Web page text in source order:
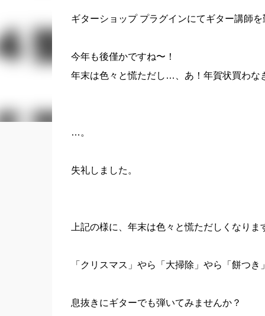
ギターショップ プラグインにてギター講師
今年も後僅かですね〜！
年末は色々と慌ただし…、あ！年賀状買わな
…。
失礼しました。
上記の様に、年末は色々と慌ただしくなり
「クリスマス」やら「大掃除」やら「餅つ
息抜きにギターでも弾いてみませんか？